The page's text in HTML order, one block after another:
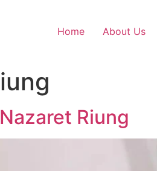
Home About Us
Riung